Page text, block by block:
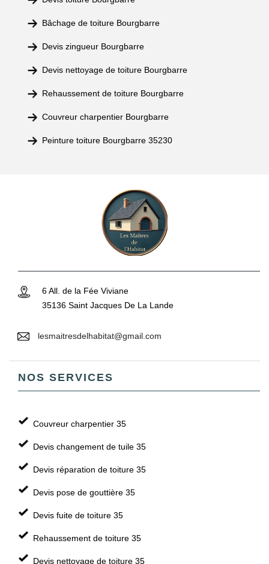
Bâchage de toiture Bourgbarre
Devis zingueur Bourgbarre
Devis nettoyage de toiture Bourgbarre
Rehaussement de toiture Bourgbarre
Couvreur charpentier Bourgbarre
Peinture toiture Bourgbarre 35230
6 All. de la Fée Viviane
35136 Saint Jacques De La Lande
lesmaitresdelhabitat@gmail.com
NOS SERVICES
Couvreur charpentier 35
Devis changement de tuile 35
Devis réparation de toiture 35
Devis pose de gouttière 35
Devis fuite de toiture 35
Rehaussement de toiture 35
Devis nettoyage de toiture 35